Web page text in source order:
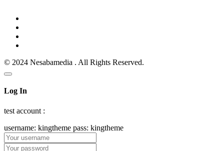
© 2024 Nesabamedia . All Rights Reserved.
Log In
test account :
username: kingtheme pass: kingtheme